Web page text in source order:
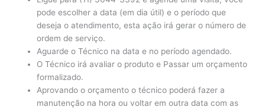
pode escolher a data (em dia útil) e o período que
deseja o atendimento, esta ação irá gerar o número de
ordem de serviço.
Aguarde o Técnico na data e no período agendado.
O Técnico irá avaliar o produto e Passar um orçamento
formalizado.
Aprovando o orçamento o técnico poderá fazer a
manutenção na hora ou voltar em outra data com as